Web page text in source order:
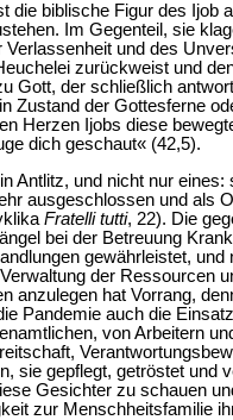
die biblische Figur des
Im Gegenteil, sie
und des
zurückweist und
Gott, der schließlich
Zustand der Gottesferne
Herzen Ijobs diese
dich geschaut« (42,5).
Antlitz, und nicht nur
ausgeschlossen und als
Fratelli tutti, 22). Die
bei der Betreuung
gewährleistet,
der Ressourcen
anzulegen hat Vorrang,
Pandemie auch die
von Arbeitern
sie gepflegt, getröstet
Gesichter zu schauen
zur Menschheitsfamilie